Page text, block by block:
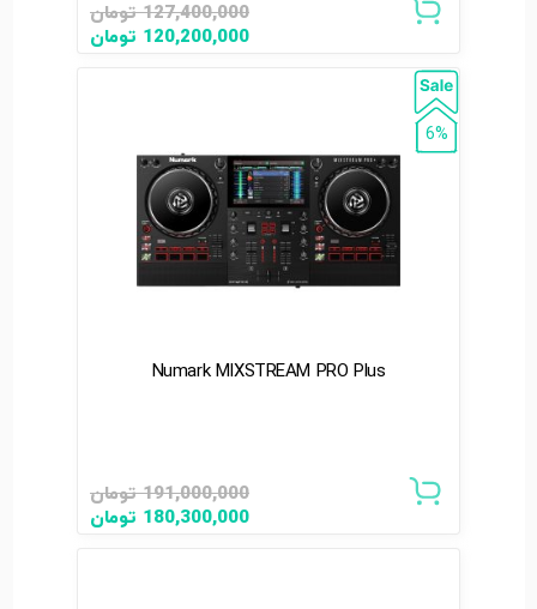
127,400,000 تومان
120,200,000 تومان
6%
Numark MIXSTREAM PRO Plus
191,000,000 تومان
180,300,000 تومان